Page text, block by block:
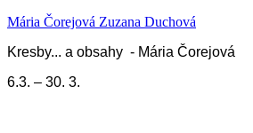
Mária Čorejová Zuzana Duchová
Kresby... a obsahy - Mária Čorejová
6.3. – 30. 3.